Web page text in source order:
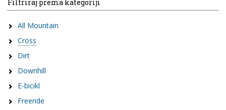
Filtriraj prema kategoriji
All Mountain
Cross
Dirt
Downhill
E-bicikl
Freeride